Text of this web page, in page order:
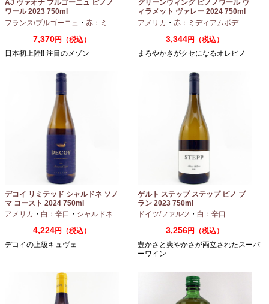
AJ ヴァオナ ブルゴーニュ ピノノ
ワール 2023 750ml
フランス/ブルゴーニュ ・ 赤：ミディアムボディ ・ ピノノワール
7,370円（税込）
日本初上陸!! 注目のメゾン
グリーンウィング ピノノワール ウ
ィラメット ヴァレー 2024 750ml
アメリカ ・ 赤：ミディアムボディ
3,344円（税込）
まろやかさがクセになるオレピノ
デコイ リミテッド シャルドネ ソノ
マ コースト 2024 750ml
アメリカ ・ 白：辛口 ・ シャルドネ
4,224円（税込）
デコイの上級キュヴェ
ゲルト ステップ ステップ ピノ ブ
ラン 2023 750ml
ドイツ/ファルツ ・ 白：辛口
3,256円（税込）
豊かさと爽やかさが両立されたスーパ
ーワイン